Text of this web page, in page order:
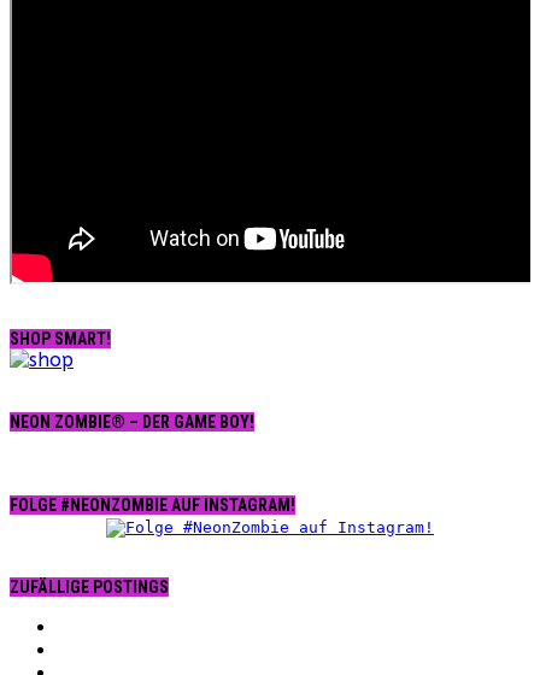
SHOP SMART!
NEON ZOMBIE® – DER GAME BOY!
FOLGE #NEONZOMBIE AUF INSTAGRAM!
ZUFÄLLIGE POSTINGS